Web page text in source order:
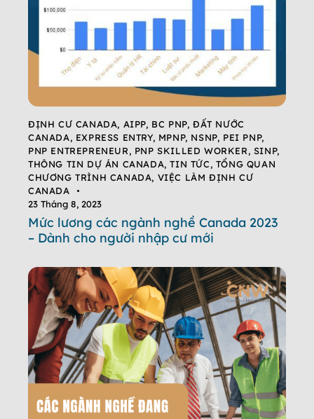
ĐỊNH CƯ CANADA, AIPP, BC PNP,ĐẤT NƯỚC
CANADA, EXPRESS ENTRY, MPNP, NSNP, PEI PNP,
PNP ENTREPRENEUR, PNP SKILLED WORKER, SINP,
THÔNG TIN DỰ ÁN CANADA,TIN TỨC, TỔNG QUAN
CHƯƠNG TRÌNH CANADA, VIỆC LÀM ĐỊNH CƯ
CANADA
23 Tháng 8, 2023
Mức lương các ngành nghề Canada 2023
– Dành cho người nhập cư mới